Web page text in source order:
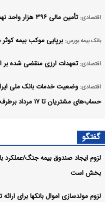
اقتصادی: تأمین مالی ۳۹۶ هزار واحد نهضت ملی توسط بانک مسکن
بانک بیمه بورس: برپایی موکب بیمه کوثر
اقتصادی: تعهدات ارزی منقضی شده
اقتصادی: وضعیت خدمات بانک ملی
حساب‌های مشتریان تا ۱۷ مرداد برطرف می‌شود
اقتصادی: متخلفان دریافت تسهیلات با
می‌شوند
گفتگو
لزوم ایجاد صندوق بیمه جنگ/
بخش است
لزوم مولدسازی اموال بانکها برای